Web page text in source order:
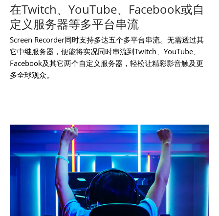
在Twitch、YouTube、Facebook或自
定义服务器等多平台串流
Screen Recorder同时支持多达五个多平台串流。无需透过其
它中继服务器，便能将实况同时串流到Twitch、YouTube、
Facebook及其它两个自定义服务器，轻松让精彩影音触及更
多全球观众。